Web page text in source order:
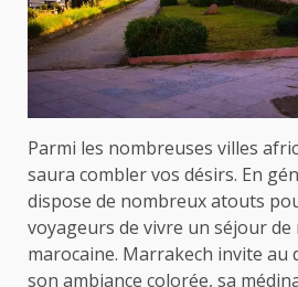
Parmi les nombreuses villes
saura combler vos désirs. En
dispose de nombreux atouts
voyageurs de vivre un séjour
marocaine. Marrakech invite au
son ambiance colorée, sa